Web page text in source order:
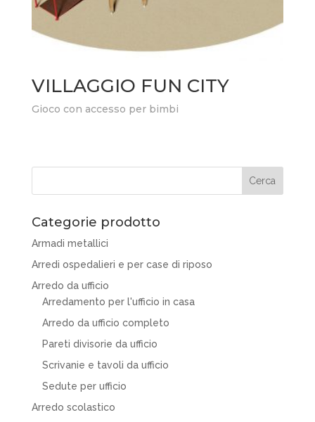
VILLAGGIO FUN CITY
Gioco con accesso per bimbi
Categorie prodotto
Armadi metallici
Arredi ospedalieri e per case di riposo
Arredo da ufficio
Arredamento per l'ufficio in casa
Arredo da ufficio completo
Pareti divisorie da ufficio
Scrivanie e tavoli da ufficio
Sedute per ufficio
Arredo scolastico